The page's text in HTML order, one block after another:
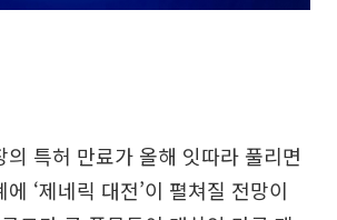
의 특허 만료가 올해 잇따라 풀리면
‘제네릭 대전’이 펼쳐질 전망이